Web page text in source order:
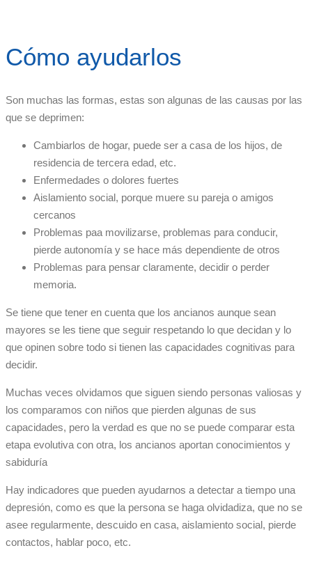
Cómo ayudarlos
Son muchas las formas, estas son algunas de las causas por las
que se deprimen:
Cambiarlos de hogar, puede ser a casa de los hijos, de
residencia de tercera edad, etc.
Enfermedades o dolores fuertes
Aislamiento social, porque muere su pareja o amigos
cercanos
Problemas paa movilizarse, problemas para conducir,
pierde autonomía y se hace más dependiente de otros
Problemas para pensar claramente, decidir o perder
memoria.
Se tiene que tener en cuenta que los ancianos aunque sean
mayores se les tiene que seguir respetando lo que decidan y lo
que opinen sobre todo si tienen las capacidades cognitivas para
decidir.
Muchas veces olvidamos que siguen siendo personas valiosas y
los comparamos con niños que pierden algunas de sus
capacidades, pero la verdad es que no se puede comparar esta
etapa evolutiva con otra, los ancianos aportan conocimientos y
sabiduría
Hay indicadores que pueden ayudarnos a detectar a tiempo una
depresión, como es que la persona se haga olvidadiza, que no se
asee regularmente, descuido en casa, aislamiento social, pierde
contactos, hablar poco, etc.